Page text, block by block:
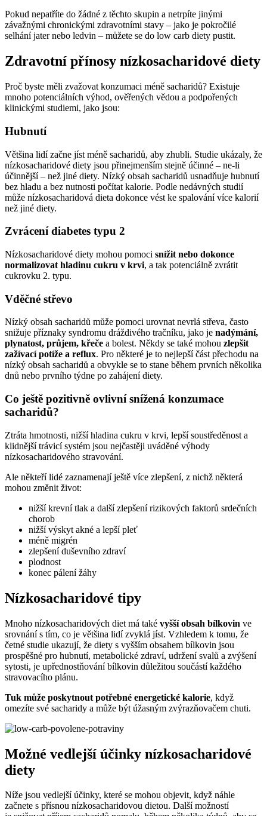
Pokud nepatříte do žádné z těchto skupin a netrpíte jinými
závažnými chronickými zdravotními stavy – jako je pokročilé
selhání jater nebo ledvin – můžete se do low carb diety pustit.
Zdravotní přínosy nízkosacharidové diety
Proč byste měli zvažovat konzumaci méně sacharidů? Existuje
mnoho potenciálních výhod, ověřených vědou a podpořených
klinickými studiemi, jako jsou:
Hubnutí
Většina lidí začne jíst méně sacharidů, aby zhubli. Studie ukázaly, že
nízkosacharidové diety jsou přinejmenším stejně účinné – ne-li
účinnější – než jiné diety. Nízký obsah sacharidů usnadňuje hubnutí
bez hladu a bez nutnosti počítat kalorie. Podle nedávných studií
může nízkosacharidová dieta dokonce vést ke spalování více kalorií
než jiné diety.
Zvrácení diabetes typu 2
Nízkosacharidové diety mohou pomoci snížit nebo dokonce
normalizovat hladinu cukru v krvi, a tak potenciálně zvrátit
cukrovku 2. typu.
Vděčné střevo
Nízký obsah sacharidů může pomoci urovnat nevrlá střeva, často
snižuje příznaky syndromu dráždivého tračníku, jako je nadýmání,
plynatost, průjem, křeče a bolest. Někdy se také mohou zlepšit
zažívací potíže a reflux. Pro některé je to nejlepší část přechodu na
nízký obsah sacharidů a obvykle se to stane během prvních několika
dnů nebo prvního týdne po zahájení diety.
Co ještě pozitivně ovlivní snížená konzumace
sacharidů?
Ztráta hmotnosti, nižší hladina cukru v krvi, lepší soustředěnost a
klidnější trávicí systém jsou nejčastěji uváděné výhody
nízkosacharidového stravování.
Ale někteří lidé zaznamenají ještě více zlepšení, z nichž některá
mohou změnit život:
nižší krevní tlak a další zlepšení rizikových faktorů srdečních
chorob
nižší výskyt akné a lepší pleť
méně migrén
zlepšení duševního zdraví
plodnost
konec pálení žáhy
Nízkosacharidové tipy
Mnoho nízkosacharidových diet má také vyšší obsah bílkovin ve
srovnání s tím, co je většina lidí zvyklá jíst. Vzhledem k tomu, že
četné studie ukazují, že diety s vyšším obsahem bílkovin jsou
prospěšné pro hubnutí, metabolické zdraví, udržení svalů a zvýšení
sytosti, je upřednostňování bílkovin důležitou součástí každého
stravovacího plánu.
Tuk může poskytnout potřebné energetické kalorie, když
omezíte své sacharidy a může být úžasným zvýrazňovačem chuti.
Možné vedlejší účinky nízkosacharidové
diety
Níže jsou vedlejší účinky, které se mohou objevit, když náhle
začnete s přísnou nízkosacharidovou dietou. Další možností